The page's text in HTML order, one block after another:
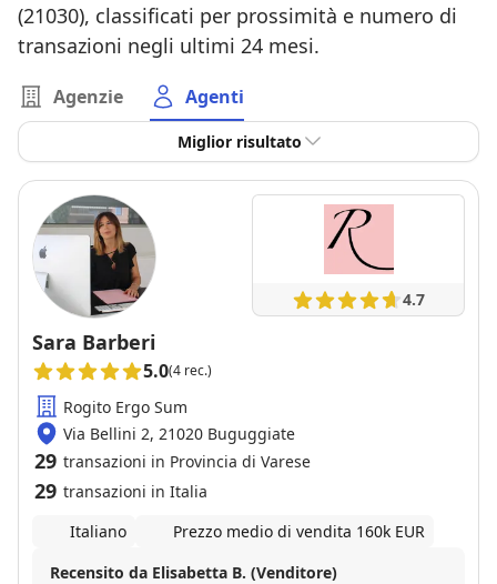
(21030), classificati per prossimità e numero di
transazioni negli ultimi 24 mesi.
Agenzie Agenti
Miglior risultato
4.7
Sara Barberi
5.0(4 rec.)
Rogito Ergo Sum
Via Bellini 2, 21020 Buguggiate
29 transazioni in Provincia di Varese
29 transazioni in Italia
Italiano
Prezzo medio di vendita 160k EUR
Recensito da Elisabetta B. (Venditore)